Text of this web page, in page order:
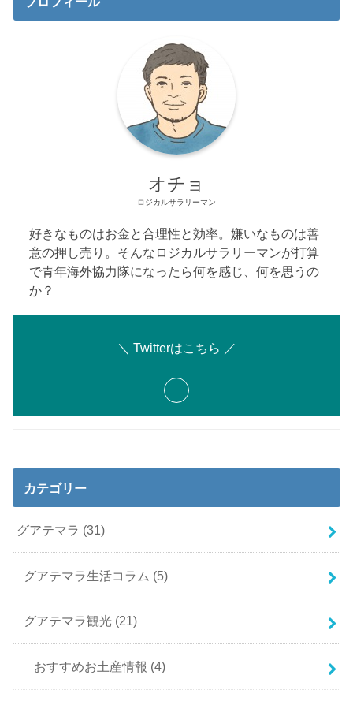
オチョ
ロジカルサラリーマン
好きなものはお金と合理性と効率。嫌いなものは善
意の押し売り。そんなロジカルサラリーマンが打算
で青年海外協力隊になったら何を感じ、何を思うの
か？
＼ Twitterはこちら ／
カテゴリー
グアテマラ (31)
グアテマラ生活コラム (5)
グアテマラ観光 (21)
おすすめお土産情報 (4)